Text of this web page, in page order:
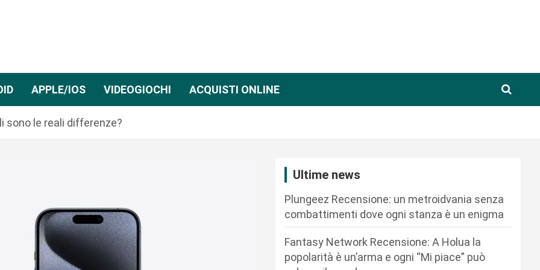
APPLE/IOS VIDEOGIOCHI ACQUISTI ONLINE
sono le reali differenze?
Ultime news
Plungeez Recensione: un metroidvania senza
combattimenti dove ogni stanza è un enigma
Fantasy Network Recensione: A Holua la
popolarità è un’arma e ogni “Mi piace” può